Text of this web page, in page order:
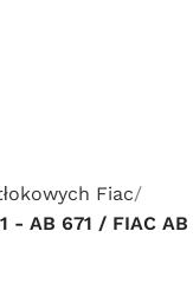
Fiac
- AB 671 / FIAC AB